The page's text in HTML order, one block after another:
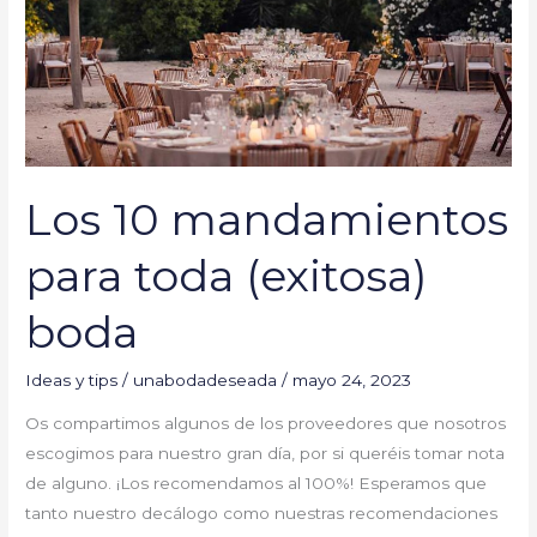
Los 10 mandamientos
para toda (exitosa)
boda
Ideas y tips / unabodadeseada/ mayo 24, 2023
Os compartimos algunos de los proveedores que nosotros
escogimos para nuestro gran día, por si queréis tomar nota
de alguno. ¡Los recomendamos al 100%! Esperamos que
tanto nuestro decálogo como nuestras recomendaciones
(exitosa)
boda